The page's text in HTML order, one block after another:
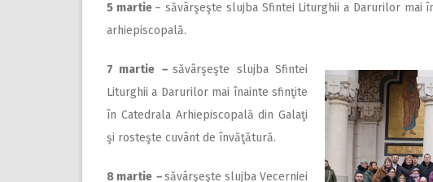
5 martie – săvârşeşte slujba Sfintei Liturghii a Darurilor mai
arhiepiscopală.
7 martie –săvârşeşte slujba Sfintei
Liturghii a Darurilor mai înainte sfinţite
în Catedrala Arhiepiscopală din Galaţi
şi rosteşte cuvânt de învăţătură.
8 martie –săvârşeşte slujba Vecerniei